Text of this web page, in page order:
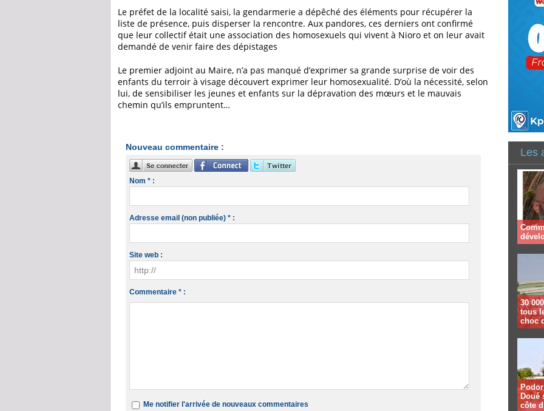
Le préfet de la localité saisi, la gendarmerie a dépêché des éléments pour récupérer la
liste de présence, puis disperser la rencontre. Aux pandores, ces derniers ont confirmé
que leur collectif était une association des homosexuels qui vivent à Nioro et on leur avait
demandé de venir faire des dépistages
Le premier adjoint au Maire, n’a pas manqué d’exprimer sa grande surprise de voir des
enfants du terroir à visage découvert exprimer leur homosexualité. D’où la nécessité, selon
lui, de sensibiliser les jeunes et enfants sur la dépravation des mœurs et le mauvais
chemin qu’ils empruntent…
Nouveau commentaire :
Nom * :
Adresse email (non publiée) * :
Site web :
Commentaire * :
Me notifier l'arrivée de nouveaux commentaires
Les
30
tous
choc
Doué
côte